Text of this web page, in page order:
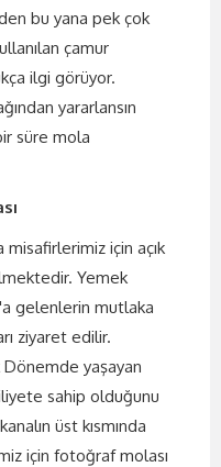
bu yana pek çok
çamur
ilgi görüyor.
yararlansın
süre mola
misafirlerimiz için açık
Yemek
gelenlerin mutlaka
ziyaret edilir.
Dönemde yaşayan
sahip olduğunu
üst kısmında
için fotoğraf molası